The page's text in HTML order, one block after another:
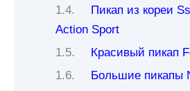
Пикап из кореи
Action Sport
Красивый пикап
Большие пикапы